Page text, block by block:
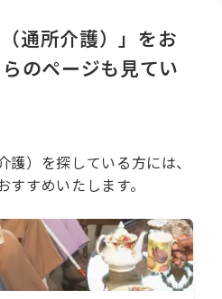
（通所介護）」をお
のページも見てい
護）を探している方には、
すすめいたします。